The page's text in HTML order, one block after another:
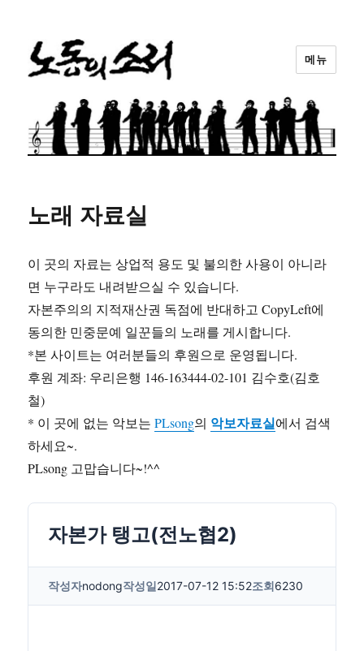
노동의소리
메뉴
노래 자료실
이 곳의 자료는 상업적 용도 및 불의한 사용이 아니라
면 누구라도 내려받으실 수 있습니다.
자본주의의 지적재산권 독점에 반대하고 CopyLeft에
동의한 민중문예 일꾼들의 노래를 게시합니다.
*본 사이트는 여러분들의 후원으로 운영됩니다.
후원 계좌: 우리은행 146-163444-02-101 김수호(김호
철)
* 이 곳에 없는 악보는PLsong의 악보자료실에서 검색
하세요~.
PLsong 고맙습니다~!^^
자본가 탱고(전노협2)
작성자nodong작성일2017-07-12 15:52조회6230